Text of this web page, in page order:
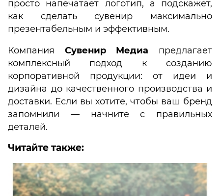
просто напечатает логотип, а подскажет,
как сделать сувенир максимально
презентабельным и эффективным.
Компания Сувенир Медиа предлагает
комплексный подход к созданию
корпоративной продукции: от идеи и
дизайна до качественного производства и
доставки. Если вы хотите, чтобы ваш бренд
запомнили — начните с правильных
деталей.
Читайте также: